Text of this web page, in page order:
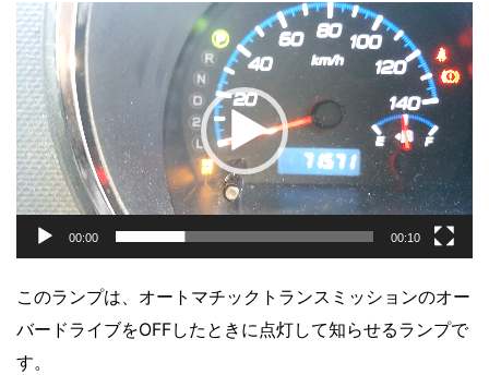
動
画
プ
レ
ー
ヤ
ー
00:00 00:10
このランプは、オートマチックトランスミッションのオー
バードライブをOFFしたときに点灯して知らせるランプで
す。